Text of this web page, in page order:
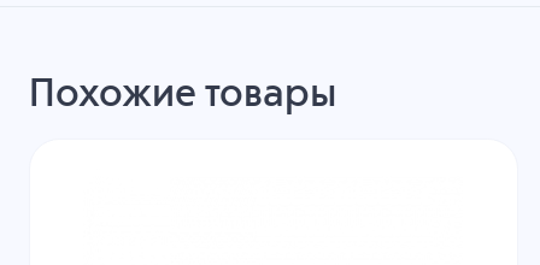
Похожие товары